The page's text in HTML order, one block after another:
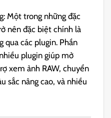
Một trong những đặc
nên đặc biệt chính là
qua các plugin. Phần
plugin giúp mở
xem ảnh RAW, chuyển
sắc nâng cao, và nhiều